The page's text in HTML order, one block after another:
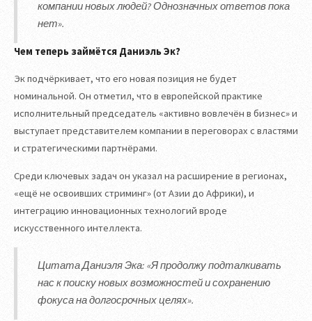
компании новых людей? Однозначных ответов пока
нет».
Чем теперь займётся Даниэль Эк?
Эк подчёркивает, что его новая позиция не будет
номинальной. Он отметил, что в европейской практике
исполнительный председатель «активно вовлечён в бизнес» и
выступает представителем компании в переговорах с властями
и стратегическими партнёрами.
Среди ключевых задач он указал на расширение в регионах,
«ещё не освоивших стриминг» (от Азии до Африки), и
интеграцию инновационных технологий вроде
искусственного интеллекта.
Цитата Даниэля Эка: «Я продолжу подталкивать
нас к поиску новых возможностей и сохранению
фокуса на долгосрочных целях».